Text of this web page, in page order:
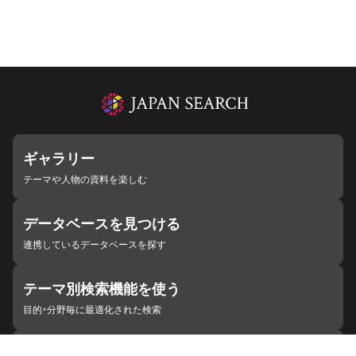
ギャラリー
テーマや人物の資料を楽しむ
データベースを見つける
連携しているデータベースを探す
テーマ別検索機能を使う
目的・分野毎に最適化された検索